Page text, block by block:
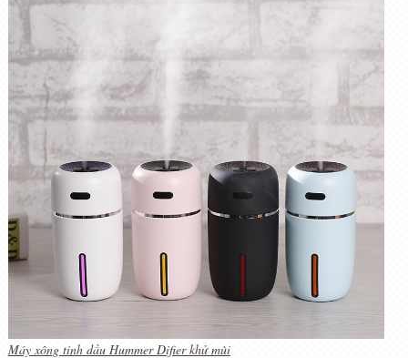
Máy xông tinh dầu Hummer Difier khử mùi